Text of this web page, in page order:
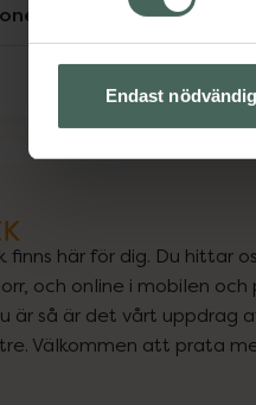
Endast
finns här för dig. Du hittar
och online i mobilen och
är så är det vårt uppdrag
Välkommen att prata